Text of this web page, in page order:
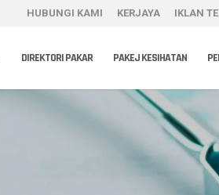
HUBUNGI KAMI KERJAYA IKLAN
DIREKTORI PAKAR PAKEJ KESIHATAN